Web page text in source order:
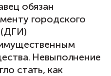
обязан
городского
(ДГИ)
Невыполнение
стать, как